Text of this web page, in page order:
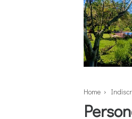
Home ›